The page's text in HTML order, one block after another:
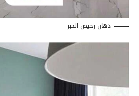
دهان رخيص الخبر